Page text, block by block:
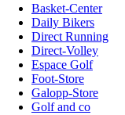
Basket-Center
Daily Bikers
Direct Running
Direct-Volley
Espace Golf
Foot-Store
Galopp-Store
Golf and co